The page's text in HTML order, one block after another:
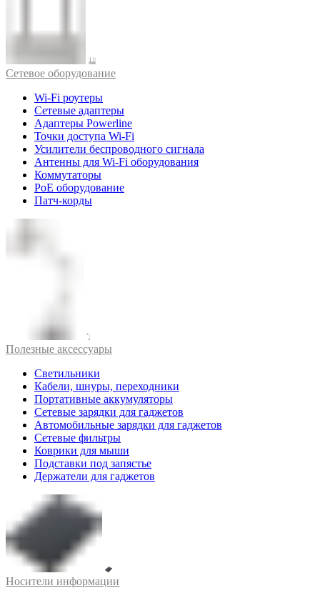
Cетевое оборудование
Wi-Fi роутеры
Сетевые адаптеры
Адаптеры Powerline
Точки доступа Wi-Fi
Усилители беспроводного сигнала
Антенны для Wi-Fi оборудования
Коммутаторы
PoE оборудование
Патч-корды
Полезные аксессуары
Светильники
Кабели, шнуры, переходники
Портативные аккумуляторы
Сетевые зарядки для гаджетов
Автомобильные зарядки для гаджетов
Сетевые фильтры
Коврики для мыши
Подставки под запястье
Держатели для гаджетов
Носители информации